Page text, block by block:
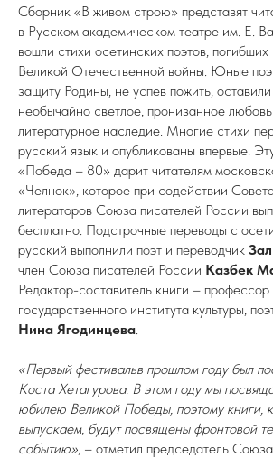
Сборник «В живом строю» представят
в Русском академическом театре им. Е.
вошли стихи осетинских поэтов,
Великой Отечественной войны. Юные
защиту Родины, не успев пожить,
необычайно светлое, пронизанное
литературное наследие. Многие стихи
русский язык и опубликованы впервые.
«Победа – 80» дарит читателям
«Челнок», которое при содействии
литераторов Союза писателей России
бесплатно. Подстрочные переводы с
русский выполнили поэт и переводчик
член Союза писателей России Казбек
Редактор-составитель книги –
государственного института культуры,
Нина Ягодинцева.
«Первый фестивальв прошлом году был
Коста Хетагурова. В этом году мы
юбилею Великой Победы, поэтому книги,
выпускаем, будут посвящены фронтовой
событию», – отметил председатель